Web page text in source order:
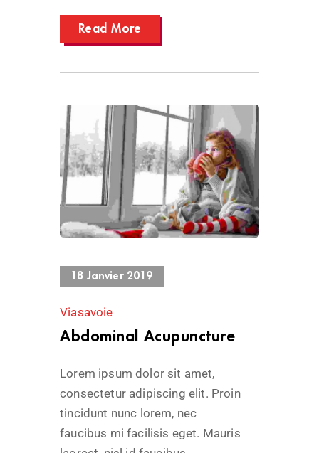
Read More
13232 Views
18 Janvier 2019
Viasavoie
Abdominal Acupuncture
Lorem ipsum dolor sit amet,
consectetur adipiscing elit. Proin
tincidunt nunc lorem, nec
faucibus mi facilisis eget. Mauris